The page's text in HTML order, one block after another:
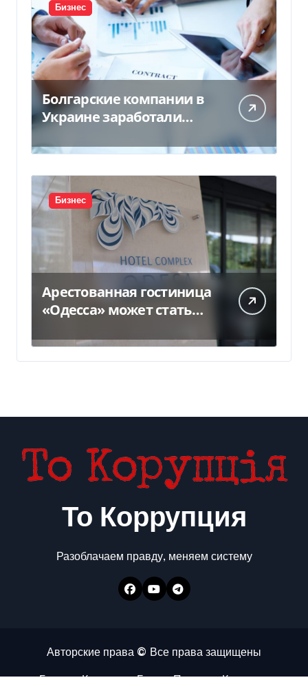
Бизнес
Болгарские компании в
Украине заработали
кто в лидерах
Бизнес
Арестованная гостиница
«Одесса» может стать
То Коррупция
Разоблачаем правду, меняем систему
Авторские права © Все права защищены
ГлавнаяКоррупцияБизнесПолитикаКонтакты